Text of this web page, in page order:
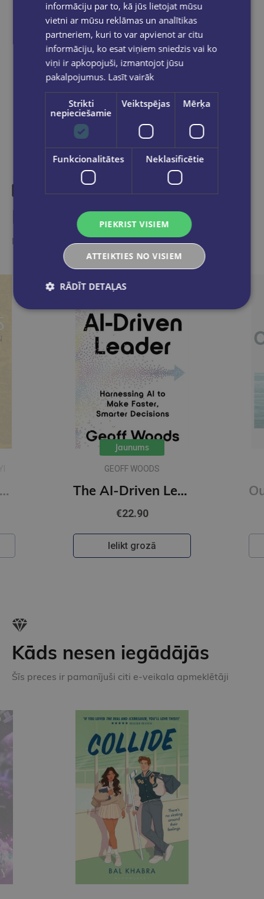
grāmatnīcā 1-5 darba dienu laikā, kad
pasūtījums būs gatavs saņemšanai, saņemsi
e-pastu un/ vai SMS.
Līdzīgas preces
Ieskaties, varbūt noder
Confucius : A New Tradition
Jaunums
GEOFF WOODS
The AI-Driven Leader : Harnessing AI to Make Faster, Smarter Decisions
€22.90
Ielikt grozā
Kāds nesen iegādājās
Šīs preces ir pamanījuši citi e-veikala apmeklētāji
informāciju par to, kā jūs lietojat mūsu
vietni ar mūsu reklāmas un analītikas
partneriem, kuri to var apvienot ar citu
informāciju, ko esat viņiem sniedzis vai ko
viņi ir apkopojuši, izmantojot jūsu
pakalpojumus. Lasīt vairāk
Strikti
nepieciešamie
Veiktspējas Mērķa
Funkcionalitātes Neklasificētie
PIEKRIST VISIEM
ATTEIKTIES NO VISIEM
RĀDĪT DETAĻAS